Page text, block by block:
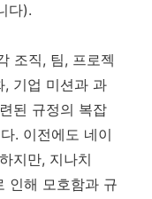
다).
조직, 팀, 프로젝
, 기업 미션과 과
된 규정의 복잡
. 이전에도 네이
지만, 지나치
인해 모호함과 규